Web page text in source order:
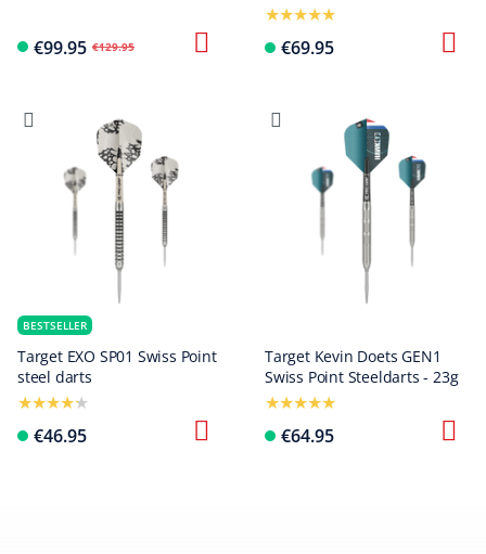
€99.95 €129.95 €69.95
BESTSELLER
Target EXO SP01 Swiss Point
steel darts
€46.95
Target Kevin Doets GEN1
Swiss Point Steeldarts - 23g
€64.95